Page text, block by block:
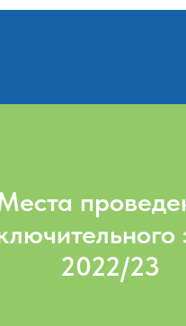
2022/23